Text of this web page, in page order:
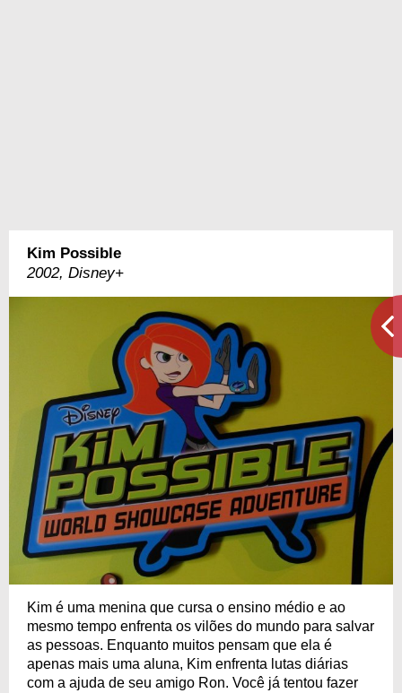
Kim Possible
2002, Disney+
Kim é uma menina que cursa o ensino médio e ao
mesmo tempo enfrenta os vilões do mundo para salvar
as pessoas. Enquanto muitos pensam que ela é
apenas mais uma aluna, Kim enfrenta lutas diárias
com a ajuda de seu amigo Ron. Você já tentou fazer